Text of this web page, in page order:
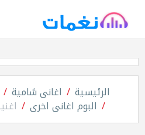
الرئيسية اغانى شامية
البوم اغانى اخرى